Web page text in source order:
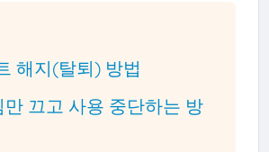
해지(탈퇴) 방법
만 끄고 사용 중단하는 방